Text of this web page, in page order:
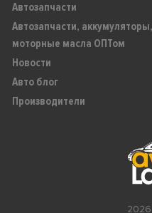
Автозапчасти
Автозапчасти, аккумуляторы,
моторные масла ОПТом
Новости
Авто блог
Производители